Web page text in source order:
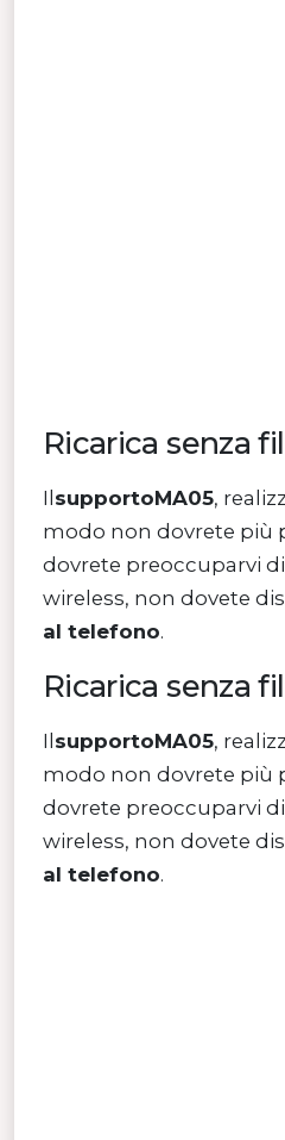
Ricarica senza
Il supportoMA05,
modo non dovrete più
dovrete preoccuparvi
wireless, non dovete
al telefono.
Ricarica senza
Il supportoMA05,
modo non dovrete più
dovrete preoccuparvi
wireless, non dovete
al telefono.